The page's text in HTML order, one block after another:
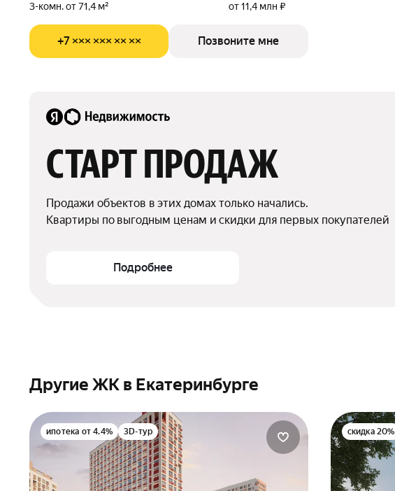
3-комн. от 71,4 м²
от 11,4 млн ₽
+7 ××× ××× ×× ×× Позвоните мне
СТАРТ ПРОДАЖ
Продажи объектов в этих домах только начались.
Квартиры по выгодным ценам и скидки для первых покупателей
Подробнее
Другие ЖК в Екатеринбурге
ипотека от 4.4% 3D-тур скидка 20%